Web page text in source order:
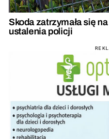
Skoda zatrzymała się
ustalenia policji